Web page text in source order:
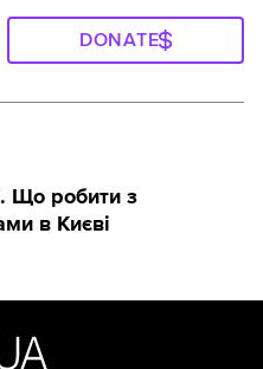
DONATE
Що робити з
в Києві